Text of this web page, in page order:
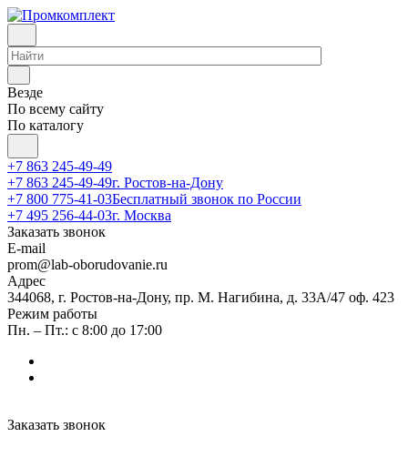
Везде
По всему сайту
По каталогу
+7 863 245-49-49
+7 863 245-49-49г. Ростов-на-Дону
+7 800 775-41-03Бесплатный звонок по России
+7 495 256-44-03г. Москва
Заказать звонок
E-mail
prom@lab-oborudovanie.ru
Адрес
344068, г. Ростов-на-Дону, пр. М. Нагибина, д. 33А/47 оф. 423
Режим работы
Пн. – Пт.: с 8:00 до 17:00
Заказать звонок